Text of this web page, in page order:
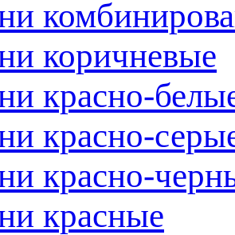
коричневые
красно-
красно-
красно-
красные